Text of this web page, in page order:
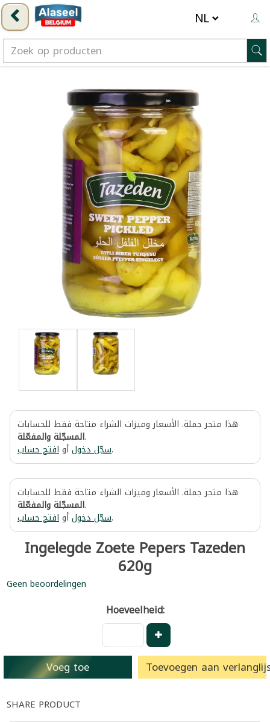
هذا متجر جملة. الأسعار وميزات الشراء متاحة فقط للحسابات
المسجّلة والمفعّلة.
سجّل دخولأوافتح حساب .
هذا متجر جملة. الأسعار وميزات الشراء متاحة فقط للحسابات
المسجّلة والمفعّلة.
سجّل دخولأوافتح حساب .
Ingelegde Zoete Pepers Tazeden
620g
Geen beoordelingen
Hoeveelheid:
Voeg toe Toevoegen aan
SHARE PRODUCT